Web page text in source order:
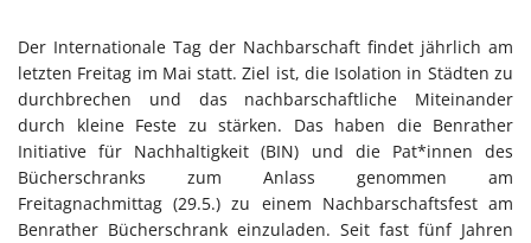
Der Internationale Tag der Nachbarschaft findet jährlich am
letzten Freitag im Mai statt. Ziel ist, die Isolation in Städten zu
durchbrechen und das nachbarschaftliche Miteinander
durch kleine Feste zu stärken. Das haben die Benrather
Initiative für Nachhaltigkeit (BIN) und die Pat*innen des
Bücherschranks zum Anlass genommen am
Freitagnachmittag (29.5.) zu einem Nachbarschaftsfest am
Benrather Bücherschrank einzuladen. Seit fast fünf Jahren